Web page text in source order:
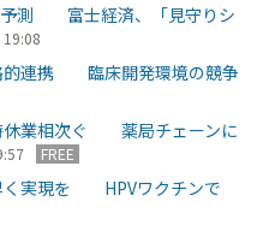
予測 富士経済、「見守りシ
的連携 臨床開発環境の競争
休業相次ぐ 薬局チェーンに
FREE
く実現を HPVワクチンで